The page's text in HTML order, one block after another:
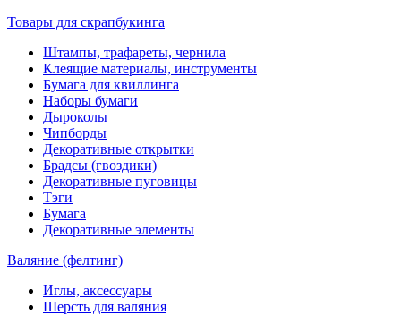
Товары для скрапбукинга
Штампы, трафареты, чернила
Клеящие материалы, инструменты
Бумага для квиллинга
Наборы бумаги
Дыроколы
Чипборды
Декоративные открытки
Брадсы (гвоздики)
Декоративные пуговицы
Тэги
Бумага
Декоративные элементы
Валяние (фелтинг)
Иглы, аксессуары
Шерсть для валяния